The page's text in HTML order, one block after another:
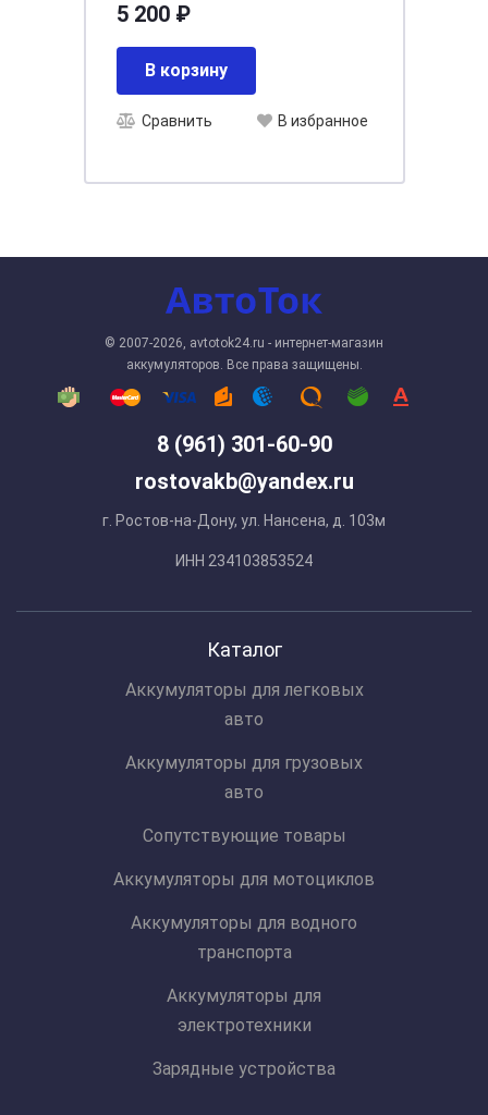
5 200 ₽
В корзину
Сравнить В избранное
8 (961) 301-60-90
rostovakb@yandex.ru
г. Ростов-на-Дону, ул. Нансена, д. 103м
ИНН 234103853524
© 2007-2026, avtotok24.ru - интернет-магазин
аккумуляторов. Все права защищены.
Каталог
Аккумуляторы для легковых
авто
Аккумуляторы для грузовых
авто
Сопутствующие товары
Аккумуляторы для мотоциклов
Аккумуляторы для водного
транспорта
Аккумуляторы для
электротехники
Зарядные устройства